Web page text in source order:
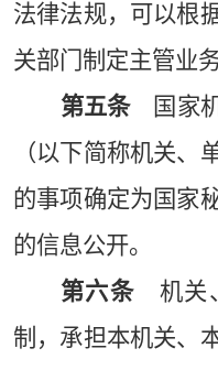
法律法规，可以根
关部门制定主管业
第五条国家机
（以下简称机关、
的事项确定为国家
的信息公开。
第六条 机关
制，承担本机关、